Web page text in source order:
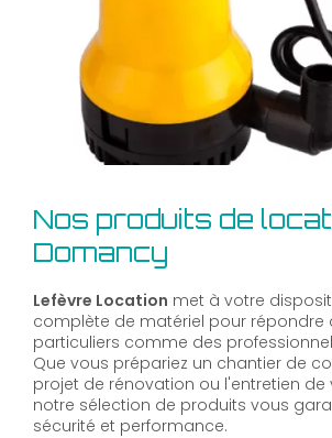
Nos produits de
Domancy
Lefèvre Location met à votre
complète de matériel pour répondre
particuliers comme des
Que vous prépariez un chantier de
projet de rénovation ou l'entretien de
notre sélection de produits vous
sécurité et performance.